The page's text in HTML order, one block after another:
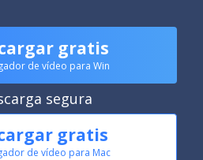
gratis
de vídeo para Win
segura
gratis
de vídeo para Mac